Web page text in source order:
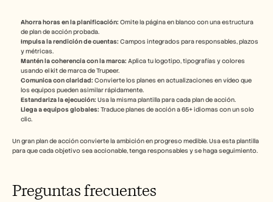
Ahorra horas en la planificación: Omite la página en blanco con una estructura
de plan de acción probada.
Impulsa la rendición de cuentas: Campos integrados para responsables, plazos
y métricas.
Mantén la coherencia con la marca: Aplica tu logotipo, tipografías y colores
usando el kit de marca de Trupeer.
Comunica con claridad: Convierte los planes en actualizaciones en vídeo que
los equipos pueden asimilar rápidamente.
Estandariza la ejecución: Usa la misma plantilla para cada plan de acción.
Llega a equipos globales: Traduce planes de acción a 65+ idiomas con un solo
clic.
Un gran plan de acción convierte la ambición en progreso medible. Usa esta plantilla
para que cada objetivo sea accionable, tenga responsables y se haga seguimiento.
Preguntas frecuentes